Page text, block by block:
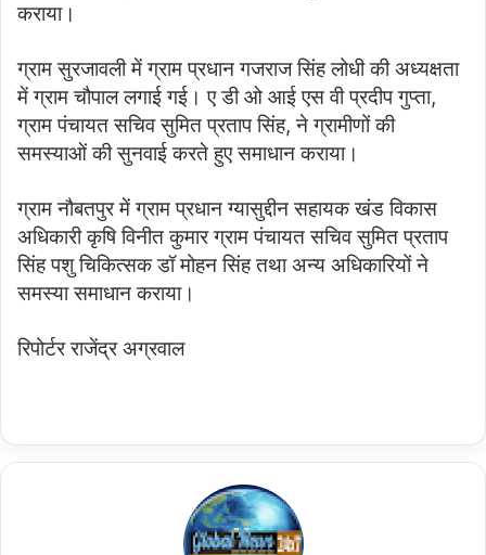
कराया।
ग्राम सुरजावली में ग्राम प्रधान गजराज सिंह लोधी की अध्यक्षता
में ग्राम चौपाल लगाई गई। ए डी ओ आई एस वी प्रदीप गुप्ता,
ग्राम पंचायत सचिव सुमित प्रताप सिंह, ने ग्रामीणों की
समस्याओं की सुनवाई करते हुए समाधान कराया।
ग्राम नौबतपुर में ग्राम प्रधान ग्यासुद्दीन सहायक खंड विकास
अधिकारी कृषि विनीत कुमार ग्राम पंचायत सचिव सुमित प्रताप
सिंह पशु चिकित्सक डॉ मोहन सिंह तथा अन्य अधिकारियों ने
समस्या समाधान कराया।
रिपोर्टर राजेंद्र अग्रवाल